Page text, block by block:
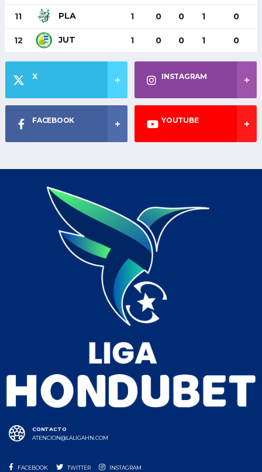
11 PLA 1 0 0 1 0
12 JUT 1 0 0 1 0
X INSTAGRAM
FACEBOOK YOUTUBE
CONTACTO
ATENCION@LALIGAHN.COM
FACEBOOK TWITTER INSTAGRAM